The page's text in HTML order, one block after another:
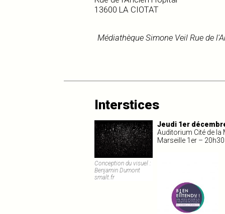
13600 LA CIOTAT
Médiathèque Simone Veil Rue de
Interstices
Conception du visuel :
Benjamin Dumont
smalt.fr
Jeudi 1er
Auditorium Cité de la
Marseille 1er –